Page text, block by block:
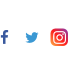
FacebookTwitter